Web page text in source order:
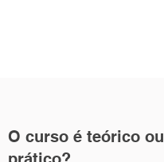
O curso é teórico ou